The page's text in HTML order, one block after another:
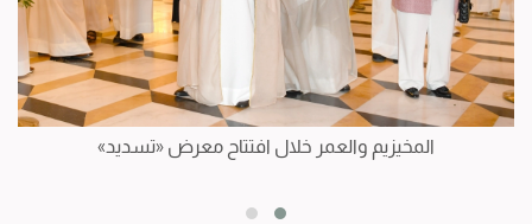
المخيزيم والعمر خلال افتتاح معرض «تسديد»